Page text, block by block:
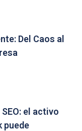
Del Caos al
el activo
puede